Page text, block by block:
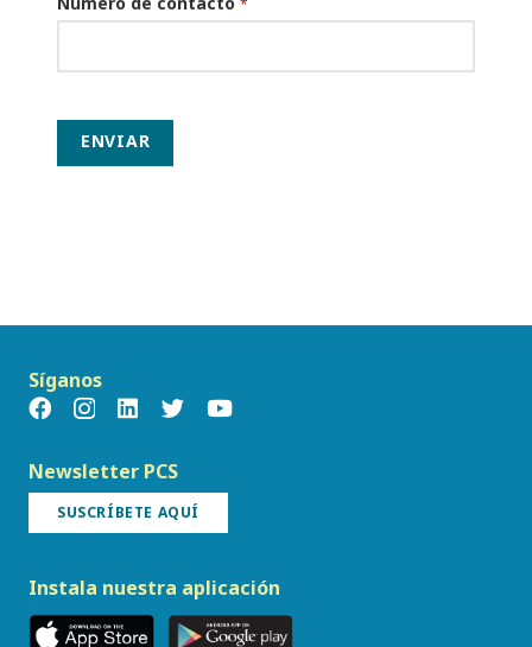
ENVIAR
Síganos
Newsletter PCS
SUSCRÍBETE AQUÍ
Instala nuestra aplicación